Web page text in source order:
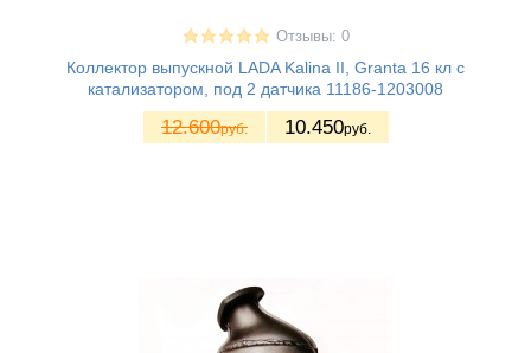
Отзывы: 0
Коллектор выпускной LADA Kalina II, Granta 16 кл с
катализатором, под 2 датчика 11186-1203008
12.600руб. 10.450руб.